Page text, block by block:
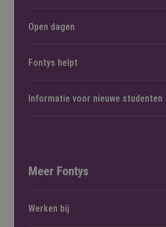
Open dagen
Fontys helpt
Informatie voor nieuwe studenten
Meer Fontys
Werken bij